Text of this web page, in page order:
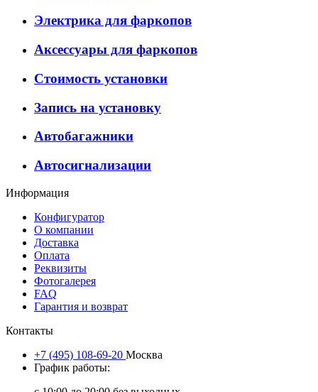
Электрика для фаркопов
Аксессуары для фаркопов
Стоимость установки
Запись на установку
Автобагажники
Автосигнализации
Информация
Конфигуратор
О компании
Доставка
Оплата
Реквизиты
Фотогалерея
FAQ
Гарантия и возврат
Контакты
+7 (495) 108-69-20 Москва
График работы: